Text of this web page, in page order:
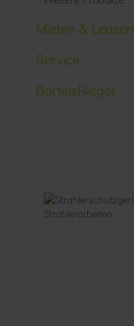
Mieten & Leasen
Service
BartelsRieger